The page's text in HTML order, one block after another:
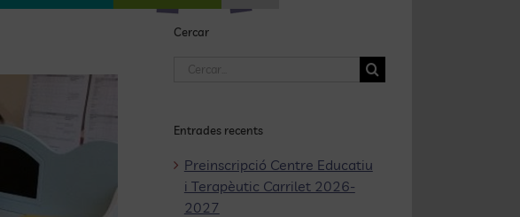
Cercar
Cerca
Entrades recents
Preinscripció Centre Educatiu
i Terapèutic Carrilet 2026-
2027